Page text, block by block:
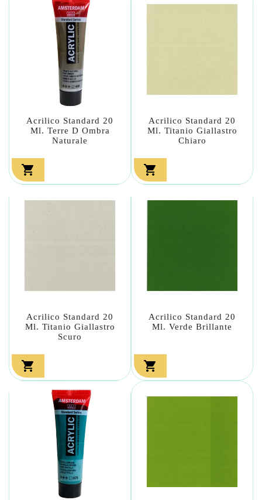
Acrilico Standard 20
Ml. Terre D Ombra
Naturale

Acrilico Standard 20
Ml. Titanio Giallastro
Chiaro

Acrilico Standard 20
Ml. Titanio Giallastro
Scuro

Acrilico Standard 20
Ml. Verde Brillante
